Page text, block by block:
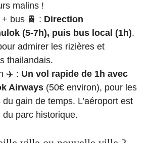
malins !
bus 🚆 : Direction
(5-7h), puis bus local (1h).
admirer les rizières et
thailandais.
✈️ : Un vol rapide de 1h avec
Airways (50€ environ), pour les
gain de temps. L’aéroport est
du parc historique.